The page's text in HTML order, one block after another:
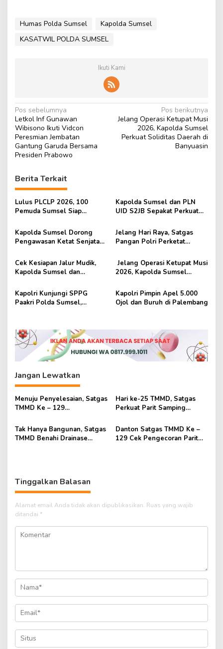
Humas Polda Sumsel
Kapolda Sumsel
KASATWIL POLDA SUMSEL
Ikuti Kami
N
a
v
i
a
s
i
o
Pos sebelumnya
Letkol Inf Gunawan
Wibisono Ikuti Vidcon
Peresmian Jembatan
Gantung Garuda Bersama
Presiden Prabowo
Pos berikutnya
Jelang Operasi Ketupat Musi
2026, Kapolda Sumsel
Perkuat Soliditas Daerah di
Banyuasin
Berita Terkait
Lulus PLCLP 2026, 100
Pemuda Sumsel Siap
Mengabdi untuk Negeri
Kapolda Sumsel dan PLN
UID S2JB Sepakat Perkuat
Ketenagalistrikan ⠀
Kapolda Sumsel Dorong
Pengawasan Ketat Senjata
Perbakin
Jelang Hari Raya, Satgas
Pangan Polri Perketat
Pangan Berbahaya di Lubuk
Linggau
Cek Kesiapan Jalur Mudik,
Kapolda Sumsel dan
Komitmen Mudik Aman dan
Nyaman
Jelang Operasi Ketupat Musi
2026, Kapolda Sumsel
Banyuasin
Kapolri Kunjungi SPPG
Paakri Polda Sumsel,
Kapolri Pimpin Apel 5.000
Ojol dan Buruh di Palembang
Jangan Lewatkan
Menuju Penyelesaian, Satgas
TMMD Ke – 129
Mushola Baitul Maghfurin
Hari ke-25 TMMD, Satgas
Perkuat Parit Samping
Tak Hanya Bangunan, Satgas
TMMD Benahi Drainase
Danton Satgas TMMD Ke –
129 Cek Pengecoran Parit
Tinggalkan Balasan
Alamat email Anda tidak akan dipublikasikan. Ruas yang wajib
ditandai *